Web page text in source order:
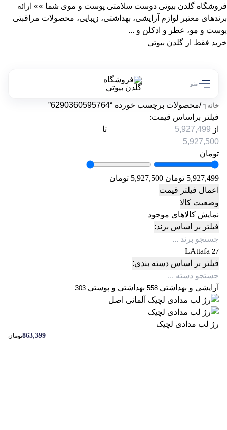
فروشگاه گلدن بیوتی دوست سلامتی پوست و موی شما »» ارائه
برندهای معتبر لوازم آرایشی، بهداشتی، زیبایی، محصولات مراقبتی
پوست و مو، عطر و ادکلن و ...
خرید فقط از گلدن بیوتی
منو
خانه /محصولات برچسب خورده “6290360595764”
فیلتر براساس قیمت:
از
تا
تومان
5,927,499 تومان
5,927,500 تومان
اعمال فیلتر قیمت
وضعیت کالا
نمایش کالاهای موجود
فیلتر بر اساس برند:
LAttafa 27
فیلتر بر اساس دسته بندی:
آرایشی و بهداشتی 558 بهداشتی و پوستی 303
رژ لب مدادی لچیک
863,399تومان